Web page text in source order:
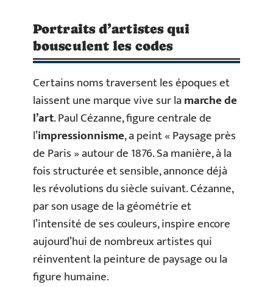
Portraits d’artistes qui
bousculent les codes
Certains noms traversent les époques et
laissent une marque vive sur lamarche de
l’art. Paul Cézanne, figure centrale de
l’impressionnisme, a peint « Paysage près
de Paris » autour de 1876. Sa manière, à la
fois structurée et sensible, annonce déjà
les révolutions du siècle suivant. Cézanne,
par son usage de la géométrie et
l’intensité de ses couleurs, inspire encore
aujourd’hui de nombreux artistes qui
réinventent la peinture de paysage ou la
figure humaine.